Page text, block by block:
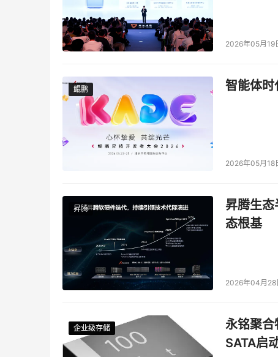
本文来源于DOIT传媒，文章内容仅供参考，不构成投
2026年05月19
鲲鹏
鲲鹏 智能体时
2026年05月18
昇腾
昇腾生
态根基
2026年04月28
企业级存储
企业级存储
企业级存储
企业级存储
永铭聚
SATA启